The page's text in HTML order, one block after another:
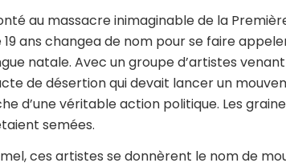
au massacre inimaginable de la
ans changea de nom pour se faire
natale. Avec un groupe d’artistes
de désertion qui devait lancer un
d’une véritable action politique. Les
semées.
ces artistes se donnèrent le nom de